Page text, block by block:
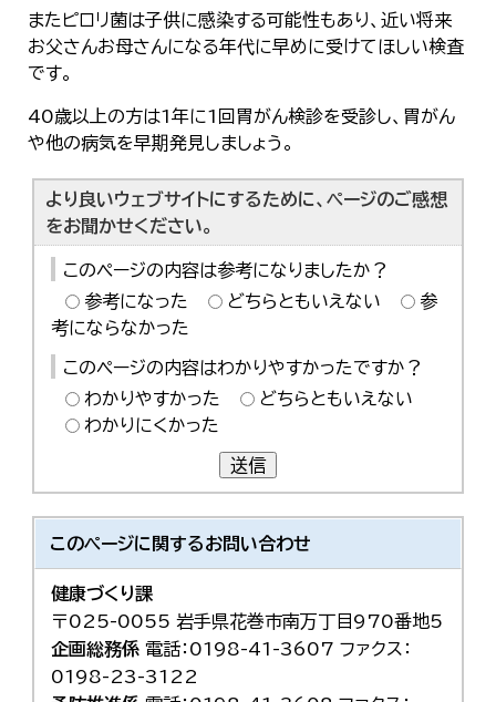
またピロリ菌は子供に感染する可能性もあり、近い将来
お父さんお母さんになる年代に早めに受けてほしい検査
です。
40歳以上の方は1年に1回胃がん検診を受診し、胃がん
や他の病気を早期発見しましょう。
より良いウェブサイトにするために、ページのご感想
をお聞かせください。
このページの内容は参考になりましたか？
参考になった
どちらともいえない
参
考にならなかった
このページの内容はわかりやすかったですか？
わかりやすかった
どちらともいえない
わかりにくかった
送信
このページに関するお問い合わせ
健康づくり課
〒025-0055 岩手県花巻市南万丁目970番地5
企画総務係電話：0198-41-3607 ファクス：
0198-23-3122